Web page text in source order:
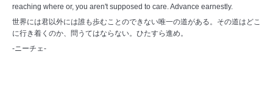
reaching where or, you aren't supposed to care. Advance earnestly.
世界には君以外には誰も歩むことのできない唯一の道がある。その道はどこ
に行き着くのか、問うてはならない。ひたすら進め。
-ニーチェ-